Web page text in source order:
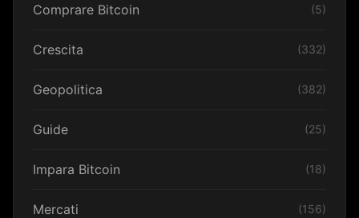
Comprare Bitcoin (5)
Crescita (332)
Geopolitica (382)
Guide (25)
Impara Bitcoin (18)
Mercati (156)